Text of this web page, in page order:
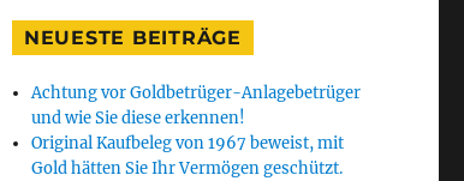
NEUESTE BEITRÄGE
Achtung vor Goldbetrüger-Anlagebetrüger
und wie Sie diese erkennen!
Original Kaufbeleg von 1967 beweist, mit
Gold hätten Sie Ihr Vermögen geschützt.